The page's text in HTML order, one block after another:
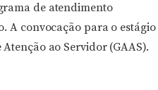
de atendimento
A convocação para o estágio
ao Servidor (GAAS).